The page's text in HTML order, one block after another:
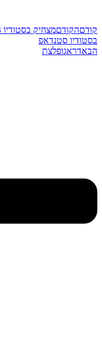
קודםהקודם
בסטודיו סטנדאפ
הבאדראגופלצת